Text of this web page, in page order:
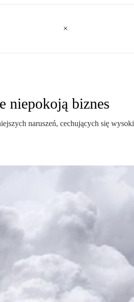
niepokoją biznes
naruszeń, cechujących się